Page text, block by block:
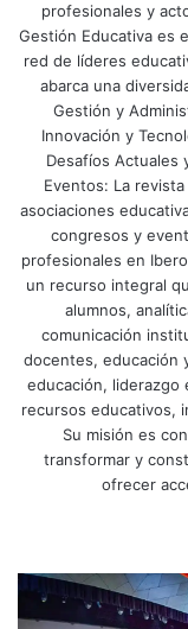
profesionales y
Gestión Educativa es
red de líderes
abarca una
Gestión y
Innovación y
Desafíos Actuales
Eventos: La
asociaciones
congresos y
profesionales en
un recurso integral
alumnos,
comunicación
docentes, educación
educación, liderazgo
recursos educativos,
Su misión es
transformar y
ofrecer